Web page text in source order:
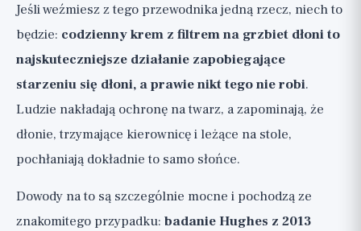
Jeśli weźmiesz z tego przewodnika jedną rzecz, niech to
będzie: codzienny krem z filtrem na grzbiet dłoni to
najskuteczniejsze działanie zapobiegające
starzeniu się dłoni, a prawie nikt tego nie robi.
Ludzie nakładają ochronę na twarz, a zapominają, że
dłonie, trzymające kierownicę i leżące na stole,
pochłaniają dokładnie to samo słońce.
Dowody na to są szczególnie mocne i pochodzą ze
znakomitego przypadku: badanie Hughes z 2013